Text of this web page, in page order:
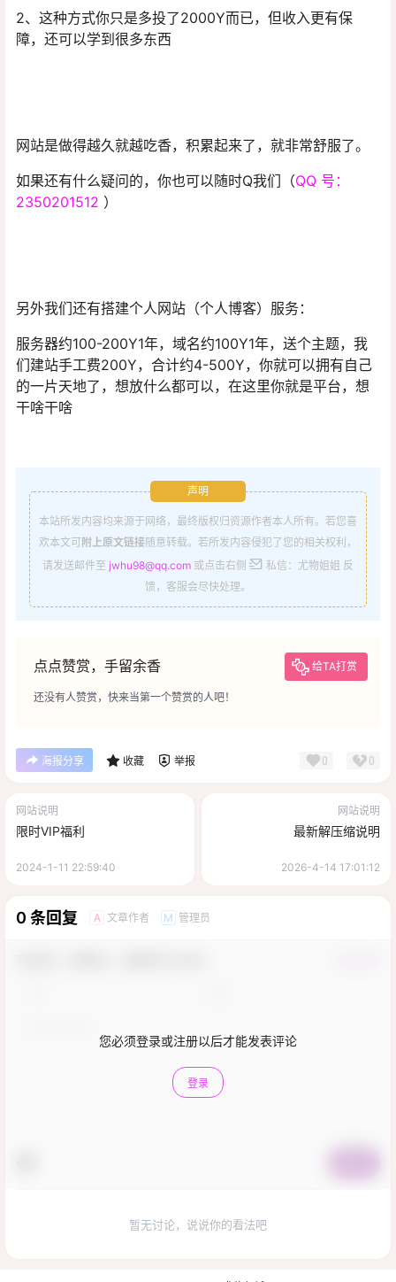
2、这种方式你只是多投了2000Y而已，但收入更有保
障，还可以学到很多东西
网站是做得越久就越吃香，积累起来了，就非常舒服了。
如果还有什么疑问的，你也可以随时Q我们（QQ 号：
2350201512 ）
另外我们还有搭建个人网站（个人博客）服务：
服务器约100-200Y1年，域名约100Y1年，送个主题，我
们建站手工费200Y，合计约4-500Y，你就可以拥有自己
的一片天地了，想放什么都可以，在这里你就是平台，想
干啥干啥
声明
本站所发内容均来源于网络，最终版权归资源作者本人所有。若您喜
欢本文可 附上原文链接随意转载。若所发内容侵犯了您的相关权利，
请发送邮件至 jwhu98@qq.com 或点击右侧
私信：尤物姐姐 反
馈，客服会尽快处理。
点点赞赏，手留余香 给TA打赏
还没有人赞赏，快来当第一个赞赏的人吧！
海报分享 收藏 举报 0 0
网站说明
限时VIP福利
2024-1-11 22:59:40
网站说明
最新解压缩说明
2026-4-14 17:01:12
0 条回复 A 文章作者 M 管理员
您必须登录或注册以后才能发表评论
登录
暂无讨论，说说你的看法吧